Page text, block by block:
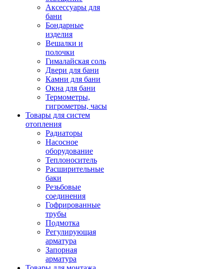
Аксессуары для
бани
Бондарные
изделия
Вешалки и
полочки
Гималайская соль
Двери для бани
Камни для бани
Окна для бани
Термометры,
гигрометры, часы
Товары для систем
отопления
Радиаторы
Насосное
оборудование
Теплоноситель
Расширительные
баки
Резьбовые
соединения
Гофрированные
трубы
Подмотка
Регулирующая
арматура
Запорная
арматура